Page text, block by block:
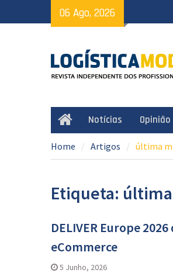
to
06 Ago, 2026
HomeNotícias Opinião
Home Artigos última
Etiqueta:
DELIVER Europe
eCommerce
5 Junho, 2026